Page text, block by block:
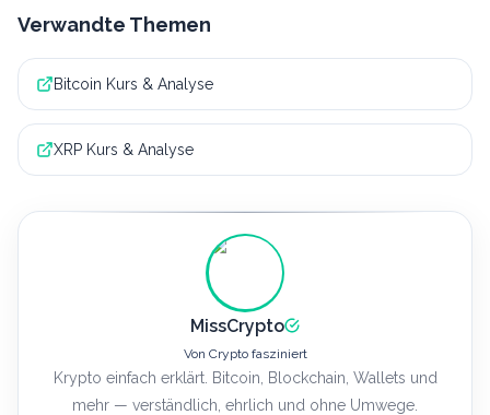
Verwandte Themen
Bitcoin Kurs & Analyse
XRP Kurs & Analyse
MissCrypto
Von Crypto fasziniert
Krypto einfach erklärt. Bitcoin, Blockchain, Wallets und
mehr — verständlich, ehrlich und ohne Umwege.